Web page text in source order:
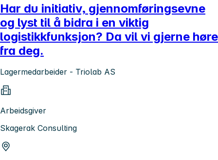
Har du initiativ, gjennomføringsevne
og lyst til å bidra i en viktig
logistikkfunksjon? Da vil vi gjerne høre
fra deg.
Lagermedarbeider - Triolab AS
Arbeidsgiver
Skagerak Consulting